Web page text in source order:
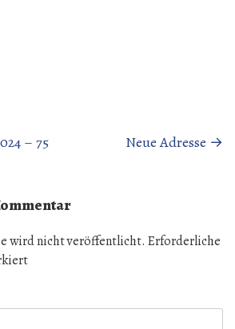
– 75
Neue Adresse →
wird nicht veröffentlicht. Erforderliche